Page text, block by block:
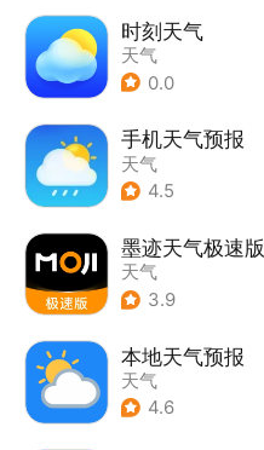
时刻天气
天气
0.0
手机天气预报
天气
4.5
墨迹天气极速版
天气
3.9
本地天气预报
天气
4.6